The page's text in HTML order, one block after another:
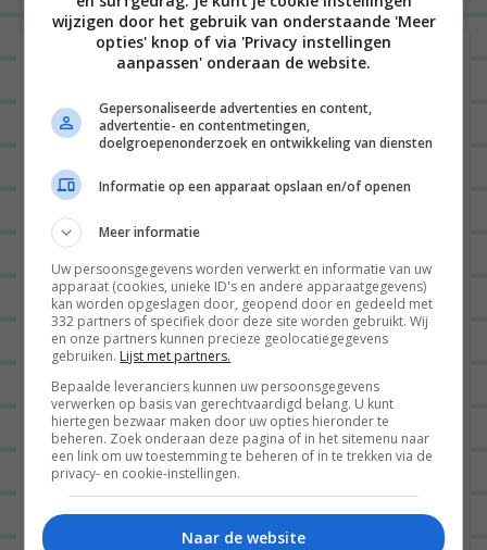
Plaattaart met kruidige aubergine,
dadels en feta
ALGEMEEN 0
Hallo leuke mensen! Vandaag heb ik een geweldige
nieuwe plaattaart recept voor je. Makkelijk klaar te
maken en echt super lekker. Ik maakte deze
plaattaart vorige...Lees verder
wijzigen door het gebruik van onderstaande 'Meer
opties' knop of via 'Privacy instellingen
aanpassen' onderaan de website.
Gepersonaliseerde advertenties en content,
advertentie- en contentmetingen,
doelgroepenonderzoek en ontwikkeling van diensten
Informatie op een apparaat opslaan en/of openen
Meer informatie
Uw persoonsgegevens worden verwerkt en informatie van uw
apparaat (cookies, unieke ID's en andere apparaatgegevens)
kan worden opgeslagen door, geopend door en gedeeld met
332 partners of specifiek door deze site worden gebruikt. Wij
en onze partners kunnen precieze geolocatiegegevens
gebruiken. Lijst met partners.
Bepaalde leveranciers kunnen uw persoonsgegevens
verwerken op basis van gerechtvaardigd belang. U kunt
hiertegen bezwaar maken door uw opties hieronder te
beheren. Zoek onderaan deze pagina of in het sitemenu naar
een link om uw toestemming te beheren of in te trekken via de
privacy- en cookie-instellingen.
Naar de website